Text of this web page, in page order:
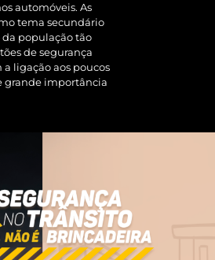
automóveis. As
tema secundário
da população tão
de segurança
ligação aos poucos
grande importância